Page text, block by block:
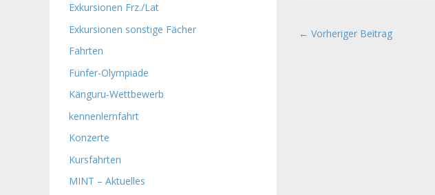
Exkursionen Frz./Lat
Exkursionen sonstige Fächer
Fahrten
Fünfer-Olympiade
Känguru-Wettbewerb
kennenlernfahrt
Konzerte
Kursfahrten
MINT – Aktuelles
← Vorheriger Beitrag